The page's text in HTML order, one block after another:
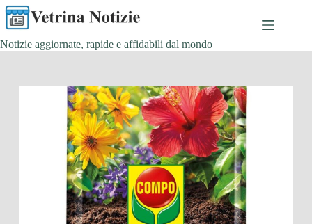
Salta
al
contenuto
Notizie aggiornate, rapide e affidabili dal mondo